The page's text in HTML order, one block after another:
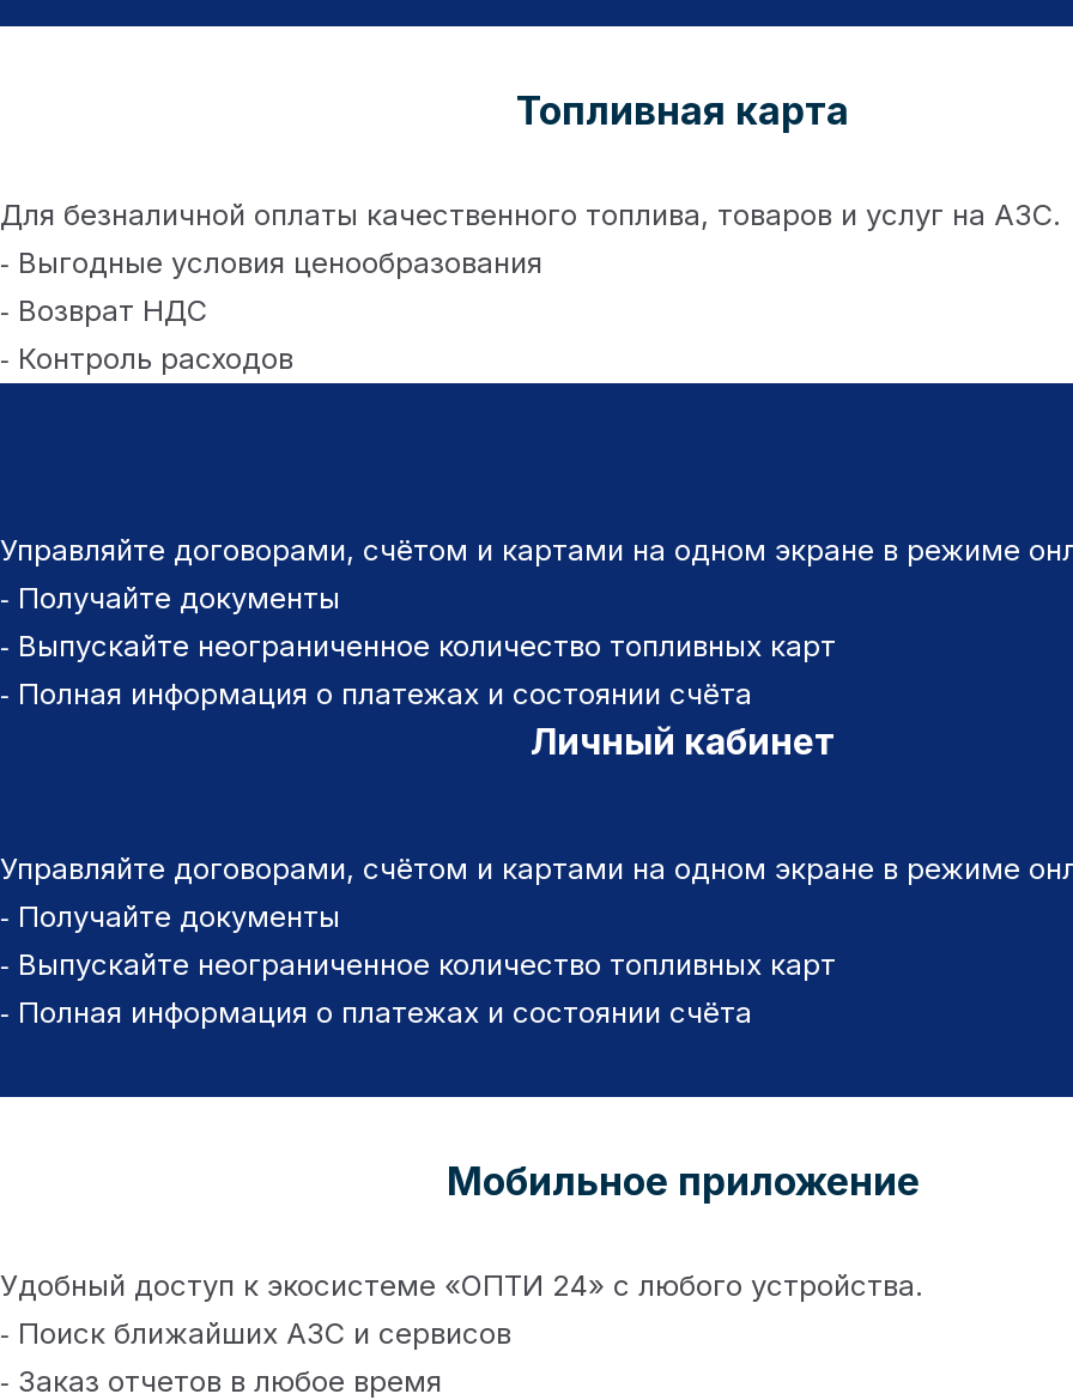
Топливная карта
Для безналичной оплаты качественного топлива, товаров и услуг на АЗС.
⁃ Выгодные условия ценообразования
⁃ Возврат НДС
⁃ Контроль расходов
Управляйте договорами, счётом и картами на одном экране в режиме
⁃ Получайте документы
⁃ Выпускайте неограниченное количество топливных карт
⁃ Полная информация о платежах и состоянии счёта
Личный кабинет
Управляйте договорами, счётом и картами на одном экране в режиме
⁃ Получайте документы
⁃ Выпускайте неограниченное количество топливных карт
⁃ Полная информация о платежах и состоянии счёта
Мобильное приложение
Удобный доступ к экосистеме «ОПТИ 24» с любого устройства.
⁃ Поиск ближайших АЗС и сервисов
⁃ Заказ отчетов в любое время